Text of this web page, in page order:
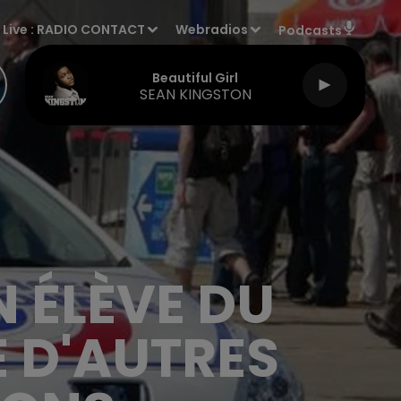
Live :RADIO CONTACT Webradios Podcasts
Beautiful Girl
SEAN KINGSTON
DU
D'AUTRES